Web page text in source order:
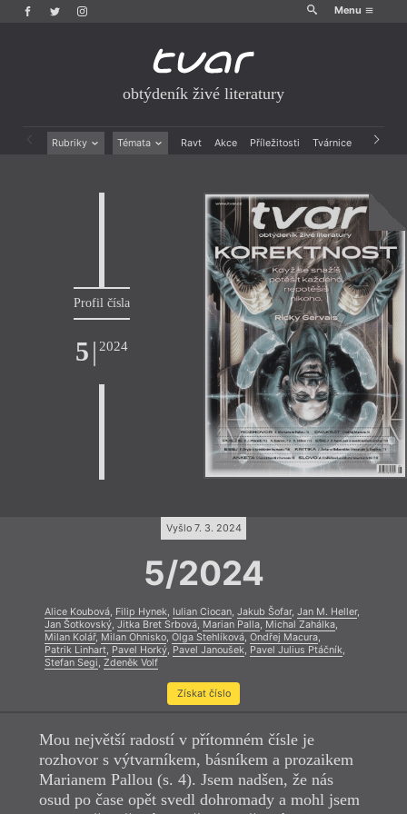
Menu
obtýdeník živé literatury
Rubriky Témata Ravt Akce Příležitosti Tvárnice Archiv
Výroční ceny
Profil čísla
5| 2024
Vyšlo 7. 3. 2024
5/2024
Alice Koubová, Filip Hynek, Iulian Ciocan, Jakub Šofar, Jan M. Heller,
Jan Šotkovský, Jitka Bret Srbová, Marian Palla, Michal Zahálka,
Milan Kolář, Milan Ohnisko, Olga Stehlíková, Ondřej Macura,
Patrik Linhart, Pavel Horký, Pavel Janoušek, Pavel Julius Ptáčník,
Stefan Segi, Zdeněk Volf
Získat číslo
Mou největší radostí v přítomném čísle je
rozhovor s výtvarníkem, básníkem a prozaikem
Marianem Pallou (s. 4). Jsem nadšen, že nás
osud po čase opět svedl dohromady a mohl jsem